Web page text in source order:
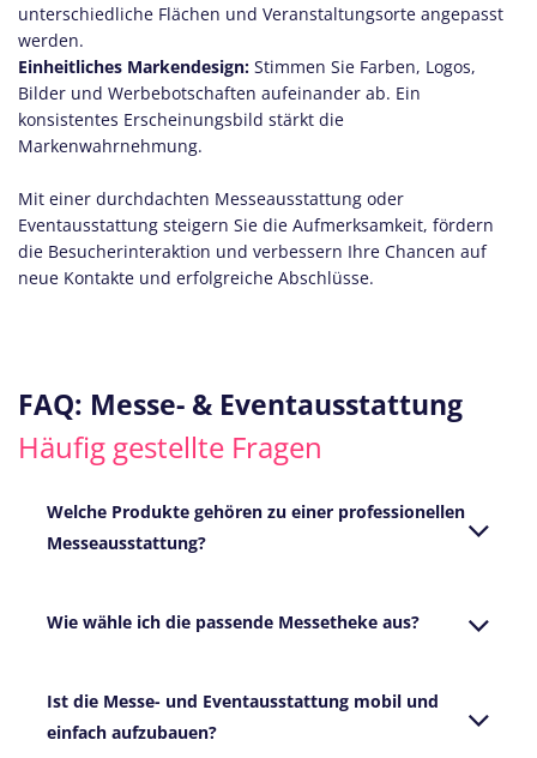
unterschiedliche Flächen und Veranstaltungsorte angepasst
werden.
Einheitliches Markendesign: Stimmen Sie Farben, Logos,
Bilder und Werbebotschaften aufeinander ab. Ein
konsistentes Erscheinungsbild stärkt die
Markenwahrnehmung.
Mit einer durchdachten Messeausstattung oder
Eventausstattung steigern Sie die Aufmerksamkeit, fördern
die Besucherinteraktion und verbessern Ihre Chancen auf
neue Kontakte und erfolgreiche Abschlüsse.
FAQ: Messe- & Eventausstattung
Häufig gestellte Fragen
Welche Produkte gehören zu einer professionellen
Messeausstattung?
Wie wähle ich die passende Messetheke aus?
Ist die Messe- und Eventausstattung mobil und
einfach aufzubauen?